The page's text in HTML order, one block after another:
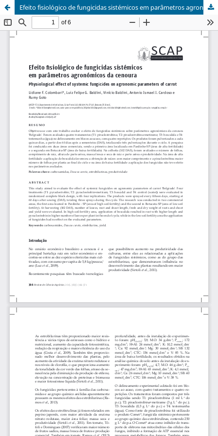
Efeito fisiológico de fungicidas sistémicos em parâmetros agronómicos da cenoura